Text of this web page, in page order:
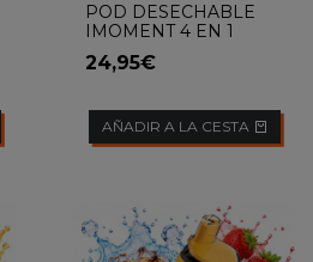
POD DESECHABLE
IMOMENT 4 EN 1
(FRESH MINT /
STRAWBERRY
MANGO TROPICAL /...
24,95€
AÑADIR A LA CESTA